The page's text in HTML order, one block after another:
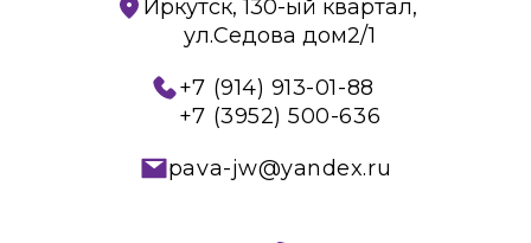
Иркутск, 130-ый квартал,
ул.Седова дом2/1
+7 (914) 913-01-88
+7 (3952) 500-636
pava-jw@yandex.ru